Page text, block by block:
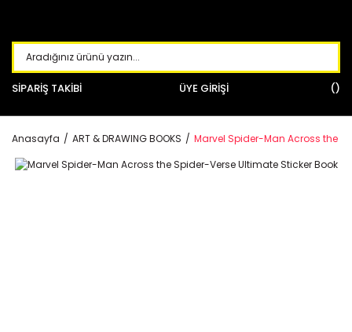
SİPARİŞ TAKİBİ ÜYE GİRİŞİ
Anasayfa ART & DRAWING BOOKS Marvel Spider-Man Across the